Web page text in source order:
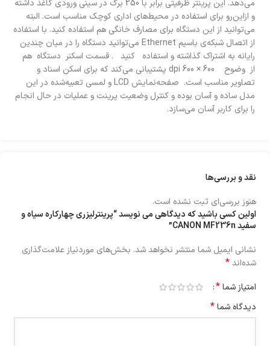
می‌دهد. این پرینتر ظرفیتی برابر با 250 برگ در سینی ورودی کاغذ داشته
و ازاین‌رو برای استفاده در محیط‌های اداری کوچک مناسب است. البته
می‌توانید از این دستگاه برای مصارف خانگی هم استفاده کنید. با استفاده
از اتصال شبکه‌ی باسیم Ethernet می‌توانید دستگاه را در میان چندین
رایانه به اشتراک گذاشته و استفاده کنید . قسمت اسکنر دستگاه هم
از وضوح 600 × 600 dpi پشتیبانی می‌کند که برای اسکن اسناد و
تصاویر مناسب است. صفحه‌نمایش LCD و لمسی تعبیه‌شده در این
مدل ساده و آسان بوده و کنترل وضعیت پرینت و عملیات در حال انجام
را برای کاربر آسان می‌سازد.
نقد و بررسی‌ها
هنوز بررسی‌ای ثبت نشده است.
اولین کسی باشید که دیدگاهی می نویسد “پرینترلیزری چهارکاره سیاه و
سفید CANON MF236n”
نشانی ایمیل شما منتشر نخواهد شد. بخش‌های موردنیاز علامت‌گذاری
شده‌اند*
امتیاز شما*
دیدگاه شما*